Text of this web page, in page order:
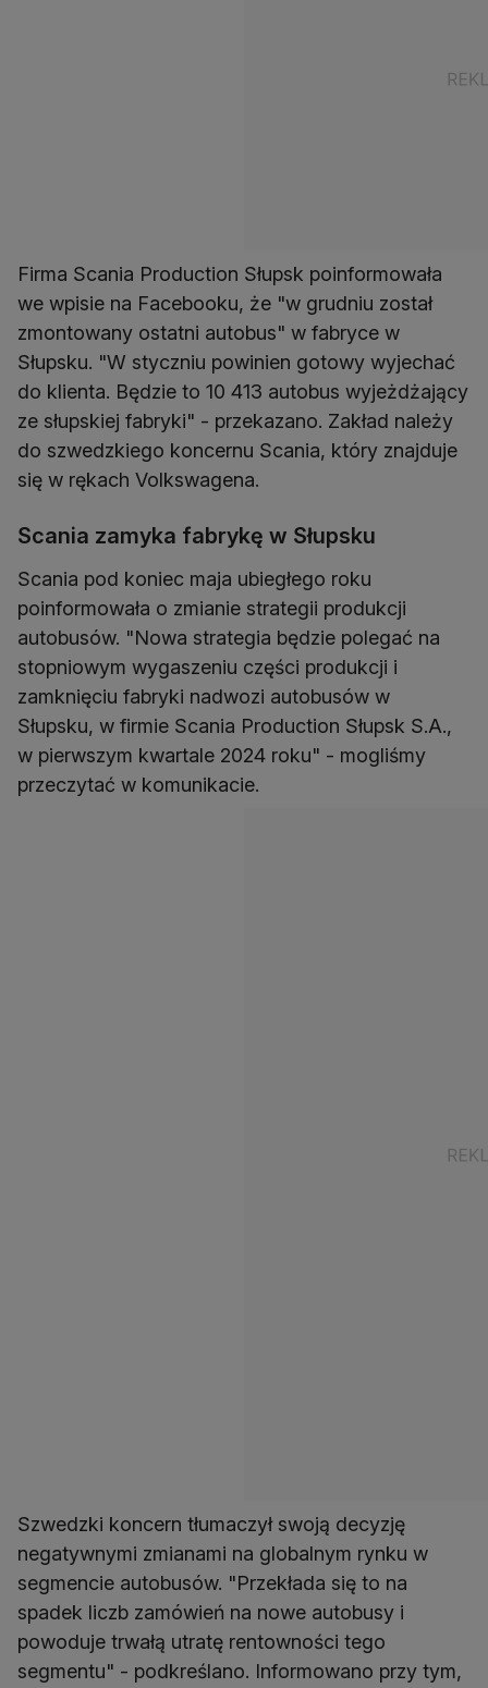
Firma Scania Production Słupsk poinformowała
we wpisie na Facebooku, że "w grudniu został
zmontowany ostatni autobus" w fabryce w
Słupsku. "W styczniu powinien gotowy wyjechać
do klienta. Będzie to 10 413 autobus wyjeżdżający
ze słupskiej fabryki" - przekazano. Zakład należy
do szwedzkiego koncernu Scania, który znajduje
się w rękach Volkswagena.
Scania zamyka fabrykę w Słupsku
Scania pod koniec maja ubiegłego roku
poinformowała o zmianie strategii produkcji
autobusów. "Nowa strategia będzie polegać na
stopniowym wygaszeniu części produkcji i
zamknięciu fabryki nadwozi autobusów w
Słupsku, w firmie Scania Production Słupsk S.A.,
w pierwszym kwartale 2024 roku" - mogliśmy
przeczytać w komunikacie.
Szwedzki koncern tłumaczył swoją decyzję
negatywnymi zmianami na globalnym rynku w
segmencie autobusów. "Przekłada się to na
spadek liczb zamówień na nowe autobusy i
powoduje trwałą utratę rentowności tego
segmentu" - podkreślano. Informowano przy tym,